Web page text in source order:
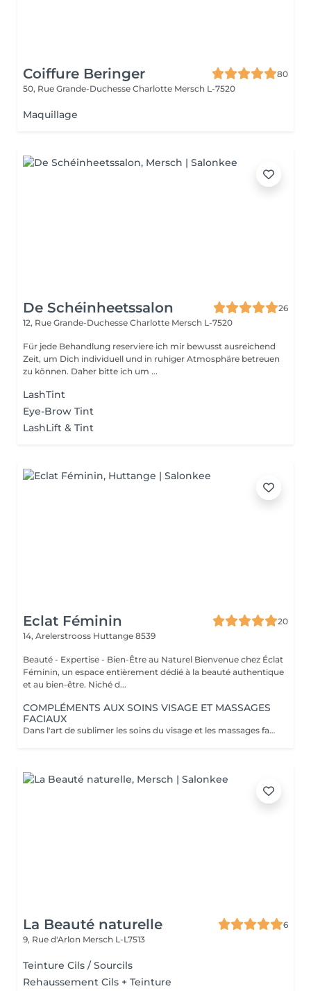
Coiffure Beringer
80
50, Rue Grande-Duchesse Charlotte Mersch L-7520
Maquillage
De Schéinheetssalon
26
12, Rue Grande-Duchesse Charlotte Mersch L-7520
Für jede Behandlung reserviere ich mir bewusst ausreichend
Zeit, um Dich individuell und in ruhiger Atmosphäre betreuen
zu können. Daher bitte ich um ...
LashTint
Eye-Brow Tint
LashLift & Tint
Eclat Féminin
20
14, Arelerstrooss Huttange 8539
Beauté - Expertise - Bien-Être au Naturel Bienvenue chez Éclat
Féminin, un espace entièrement dédié à la beauté authentique
et au bien-être. Niché d...
COMPLÉMENTS AUX SOINS VISAGE ET MASSAGES
FACIAUX
Dans l'art de sublimer les soins du visage et les massages facialistes, chaque détail revêt une importance particulière. Mes prestations complémentaires ont été pensées comme de véritables gestes de précision, où technicité et raffinement s'unissent pour magnifier l'harmonie du visage et révéler tout son éclat. Découvrez dès maintenant mes compléments d'exception : - Épilation mini : une retouche d'une finesse extrême pour une netteté irréprochable. - Épilation zone unique : une précision ciblée sur les sourcils, la lèvre supérieure ou une zone spécifique pour un résultat net et soigné. - Épilation multi-zones : une prise en charge globale pour un résultat parfaitement équilibré. - Teinture sourcils : intensifie la ligne et souligne le regard avec élégance. - Teinture cils : apporte profondeur et intensité au regard. - Teinture cils et sourcils : un équilibre subtil pour un résultat intense et harmonieux. Chaque complément s'inscrit dans une approche sur mesure, où précision, exigence et expertise s'unissent pour sublimer chaque résultat avec élégance. Découvrez l'ensemble de mes rituels et prestations exclusives sur: www.eclat-feminin.lu - SCROLLER VERS LE HAUT - DESCRIPTION -
La Beauté naturelle
6
9, Rue d'Arlon Mersch L-L7513
Teinture Cils / Sourcils
Rehaussement Cils + Teinture